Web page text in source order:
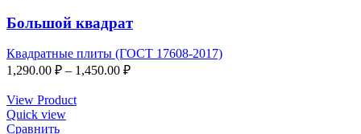
Большой квадрат
Квадратные плиты (ГОСТ 17608-2017)
1,290.00 ₽ – 1,450.00 ₽
View Product
Quick view
Сравнить